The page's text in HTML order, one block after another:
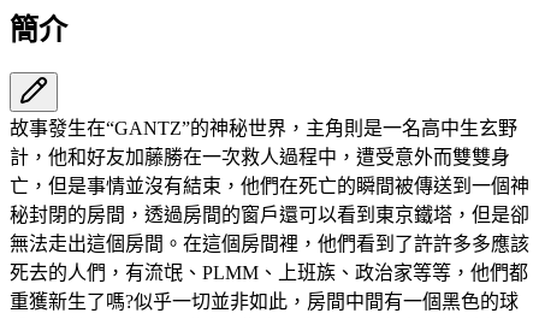
簡介
故事發生在“GANTZ”的神秘世界，主角則是一名高中生玄野
計，他和好友加藤勝在一次救人過程中，遭受意外而雙雙身
亡，但是事情並沒有結束，他們在死亡的瞬間被傳送到一個神
秘封閉的房間，透過房間的窗戶還可以看到東京鐵塔，但是卻
無法走出這個房間。在這個房間裡，他們看到了許許多多應該
死去的人們，有流氓、PLMM、上班族、政治家等等，他們都
重獲新生了嗎?似乎一切並非如此，房間中間有一個黑色的球